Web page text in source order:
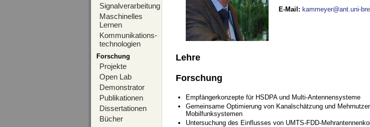
Signalverarbeitung
Maschinelles
Lernen
Kommunikations-
technologien
Forschung
Projekte
Open Lab
Demonstrator
Publikationen
Dissertationen
Bücher
E-Mail : kammeyer@ant.uni-
Lehre
Forschung
Empfängerkonzepte für HSDPA und Multi-Antennensysteme
Gemeinsame Optimierung von Kanalschätzung und
Mobilfunksystemen
Untersuchung des Einflusses von UMTS-FDD-